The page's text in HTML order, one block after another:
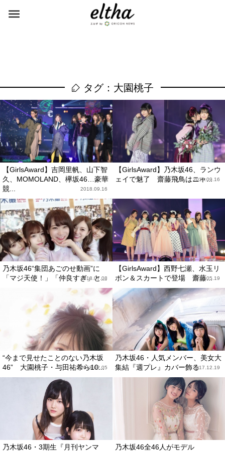
タグ：大園桃子
【GirlsAward】吉岡里帆、山下智
久、MOMOLAND、欅坂46…豪華
競...
2018.09.16
【GirlsAward】乃木坂46、ランウ
ェイで魅了 齋藤飛鳥はニャ...
2018.09.16
乃木坂46“集団あごのせ動画”に
「マジ天使！」「仲良すぎ」と...
2018.07.08
【GirlsAward】西野七瀬、水玉リ
ボン＆スカートで登場 齋藤...
2018.05.19
“今まで見せたことのない乃木坂
46” 大園桃子・与田祐希ら10...
2018.02.05
乃木坂46・人気メンバー、美女大
集結『週プレ』カバー飾る2017.12.19
乃木坂46・3期生『月刊ヤンマ
乃木坂46全46人がモデル